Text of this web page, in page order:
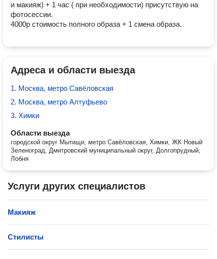
и макияж) + 1 час ( при необходимости) присутствую на
фотосессии.
4000р стоимость полного образа + 1 смена образа.
Адреса и области выезда
1. Москва, метро Савёловская
2. Москва, метро Алтуфьево
3. Химки
Области выезда
городской округ Мытищи, метро Савёловская, Химки, ЖК Новый
Зеленоград, Дмитровский муниципальный округ, Долгопрудный,
Лобня
Услуги других специалистов
Макияж
Стилисты